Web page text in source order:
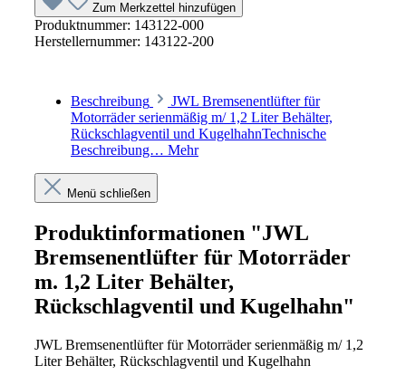
Zum Merkzettel hinzufügen
Produktnummer: 143122-000
Herstellernummer: 143122-200
Beschreibung
JWL Bremsenentlüfter für
Motorräder serienmäßig m/ 1,2 Liter Behälter,
Rückschlagventil und KugelhahnTechnische
Beschreibung… Mehr
Menü schließen
Produktinformationen "JWL
Bremsenentlüfter für Motorräder
m. 1,2 Liter Behälter,
Rückschlagventil und Kugelhahn"
JWL Bremsenentlüfter für Motorräder serienmäßig m/ 1,2
Liter Behälter, Rückschlagventil und Kugelhahn